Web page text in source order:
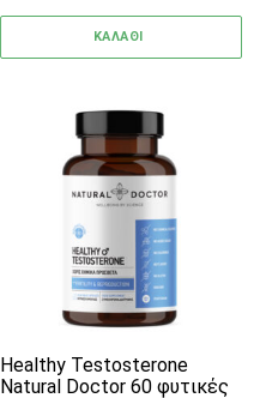
ΚΑΛΑΘΙ
Healthy Testosterone
Natural Doctor 60 φυτικές